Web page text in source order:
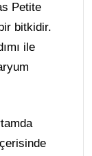
Petite
bitkidir.
ile